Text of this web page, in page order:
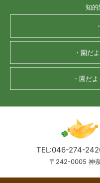
知的
・園だ
・園だ
TEL:046-274-
〒242-0005 神